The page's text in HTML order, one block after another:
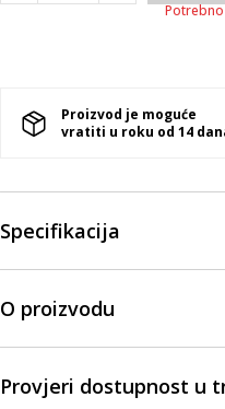
Proizvod je moguće
vratiti u roku od 14
Specifikacija
O proizvodu
Provjeri dostupnost u